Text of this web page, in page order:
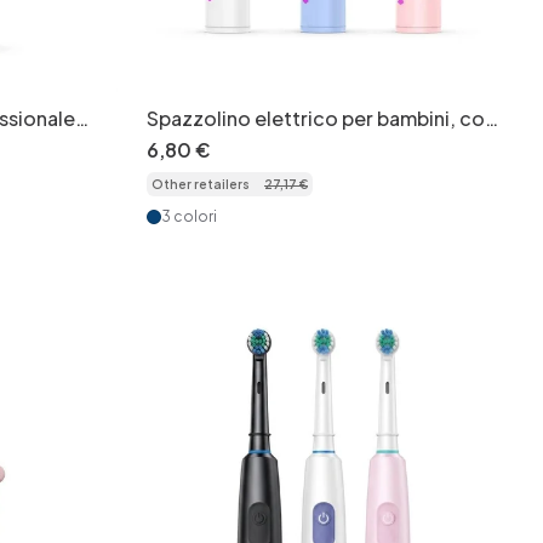
4/8
Spazzolino elettrico per bambini, con
setole extra morbide e design
divertente.
6,80€
Other retailers 27,17€
3 colori